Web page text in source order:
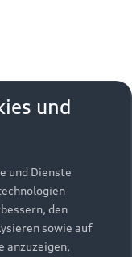
nach oben
und
und Dienste
den
sowie auf
anzuzeigen,